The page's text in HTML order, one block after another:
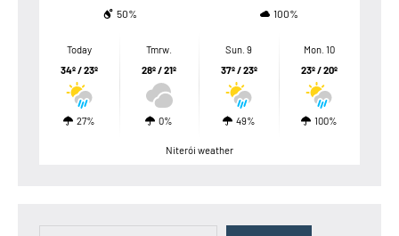
50% 100%
Today
34º / 23º
27%
Tmrw.
28º / 21º
0%
Sun. 9
37º / 23º
49%
Mon. 10
23º / 20º
100%
Niterói weather